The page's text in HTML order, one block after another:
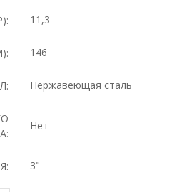
11,3
146
Нержавеющая сталь
Нет
3"